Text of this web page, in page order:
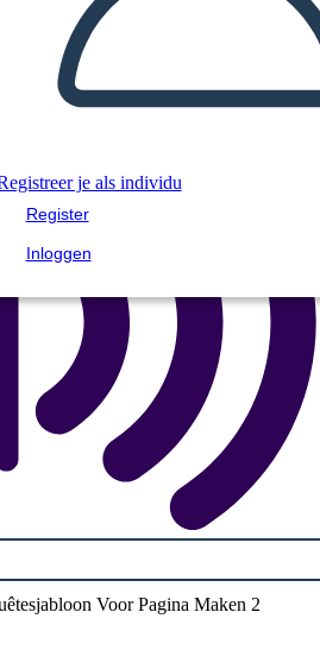
je als individu
Register
Inloggen
AFSPELEN
LEES MIJ VOOR